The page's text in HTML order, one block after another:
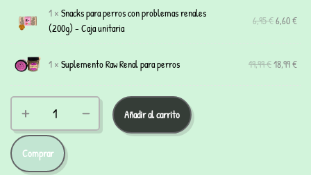
1 × Snacks para perros con problemas renales
(200g) - Caja unitaria
6,95€6,60€
1 × Suplemento Raw Renal para perros 19,99€18,99€
Añadir al carrito
Comprar